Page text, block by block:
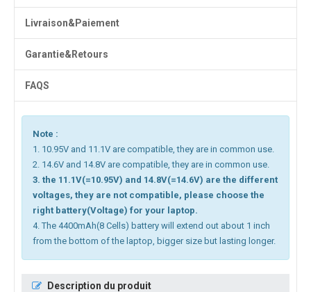
Livraison&Paiement
Garantie&Retours
FAQS
Note :
1. 10.95V and 11.1V are compatible, they are in common use.
2. 14.6V and 14.8V are compatible, they are in common use.
3. the 11.1V(=10.95V) and 14.8V(=14.6V) are the different
voltages, they are not compatible, please choose the
right battery(Voltage) for your laptop.
4. The 4400mAh(8 Cells) battery will extend out about 1 inch
from the bottom of the laptop, bigger size but lasting longer.
Description du produit